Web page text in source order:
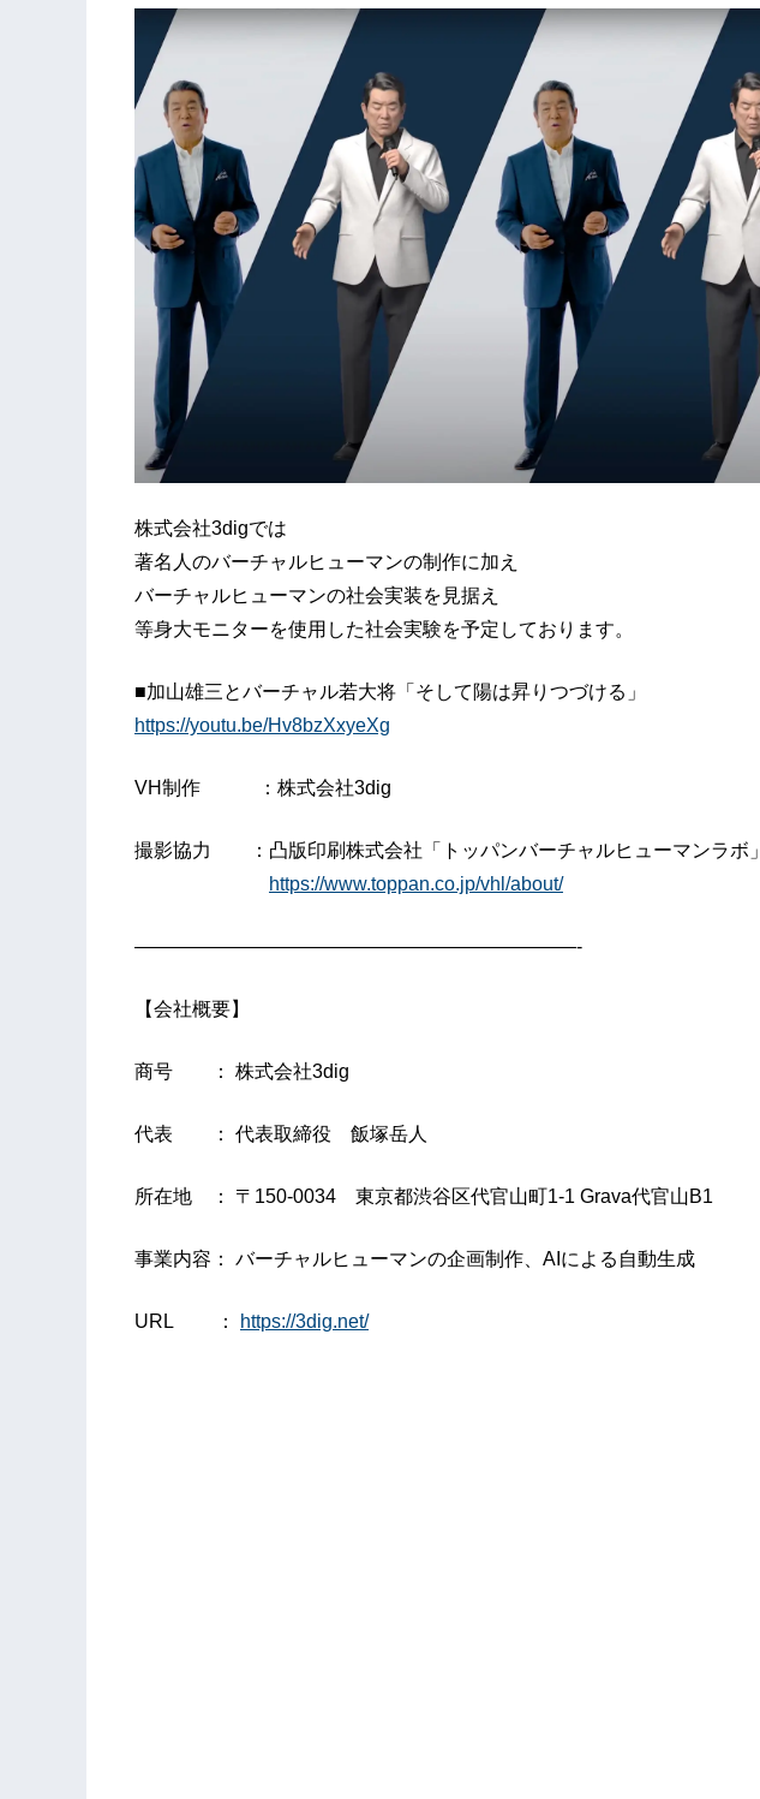
株式会社3digでは
著名人のバーチャルヒューマンの制作に加え
バーチャルヒューマンの社会実装を見据え
等身大モニターを使用した社会実験を予定しております。
■加山雄三とバーチャル若大将「そして陽は昇りつづける」
https://youtu.be/Hv8bzXxyeXg
VH制作 ：株式会社3dig
撮影協力 ：凸版印刷株式会社「トッパンバーチャルヒューマンラボ」
https://www.toppan.co.jp/vhl/about/
———————————————————————-
【会社概要】
商号 ： 株式会社3dig
代表 ： 代表取締役 飯塚岳人
所在地 ： 〒150-0034 東京都渋谷区代官山町1-1 Grava代官山B1
事業内容： バーチャルヒューマンの企画制作、AIによる自動生成
URL ： https://3dig.net/